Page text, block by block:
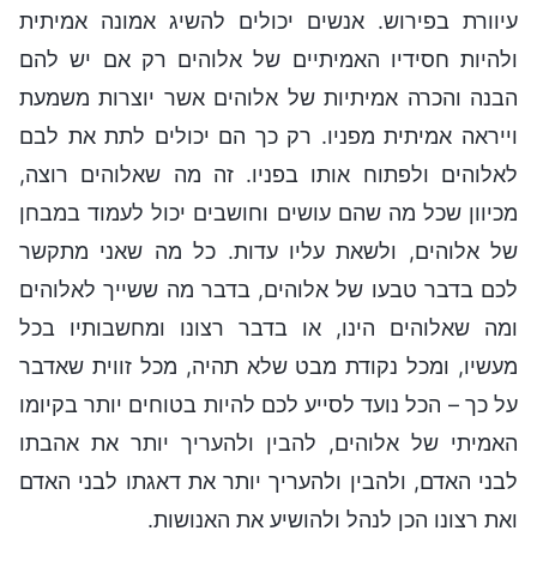
עיוורת בפירוש. אנשים יכולים להשיג אמונה אמיתית
ולהיות חסידיו האמיתיים של אלוהים רק אם יש להם
הבנה והכרה אמיתיות של אלוהים אשר יוצרות משמעת
וייראה אמיתית מפניו. רק כך הם יכולים לתת את לבם
לאלוהים ולפתוח אותו בפניו. זה מה שאלוהים רוצה,
מכיוון שכל מה שהם עושים וחושבים יכול לעמוד במבחן
של אלוהים, ולשאת עליו עדות. כל מה שאני מתקשר
לכם בדבר טבעו של אלוהים, בדבר מה ששייך לאלוהים
ומה שאלוהים הינו, או בדבר רצונו ומחשבותיו בכל
מעשיו, ומכל נקודת מבט שלא תהיה, מכל זווית שאדבר
על כך – הכל נועד לסייע לכם להיות בטוחים יותר בקיומו
האמיתי של אלוהים, להבין ולהעריך יותר את אהבתו
לבני האדם, ולהבין ולהעריך יותר את דאגתו לבני האדם
ואת רצונו הכן לנהל ולהושיע את האנושות.